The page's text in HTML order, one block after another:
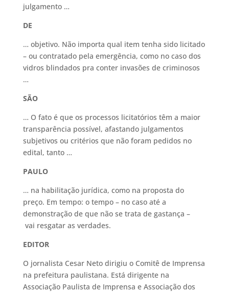
julgamento …
DE
… objetivo. Não importa qual item tenha sido licitado
– ou contratado pela emergência, como no caso dos
vidros blindados pra conter invasões de criminosos
…
SÃO
… O fato é que os processos licitatórios têm a maior
transparência possível, afastando julgamentos
subjetivos ou critérios que não foram pedidos no
edital, tanto …
PAULO
… na habilitação jurídica, como na proposta do
preço. Em tempo: o tempo – no caso até a
demonstração de que não se trata de gastança –
vai resgatar as verdades.
EDITOR
O jornalista Cesar Neto dirigiu o Comitê de Imprensa
na prefeitura paulistana. Está dirigente na
Associação Paulista de Imprensa e Associação dos